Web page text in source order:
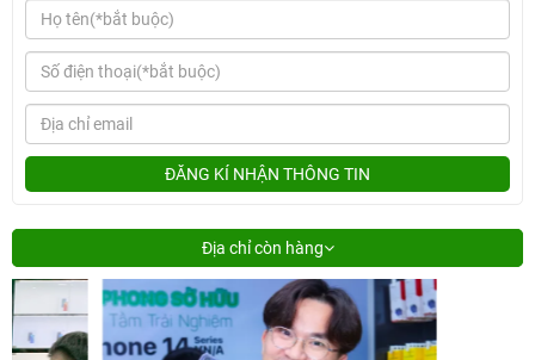
ĐĂNG KÍ NHẬN THÔNG TIN
Địa chỉ còn hàng